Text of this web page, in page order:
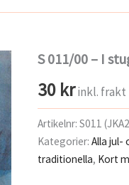
S 011/00 – I
30 kr inkl. frakt
Artikelnr: S011
Kategorier: Alla jul-
traditionella, Kort